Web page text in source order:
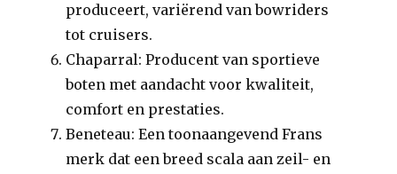
produceert, variërend van bowriders
tot cruisers.
Chaparral: Producent van sportieve
boten met aandacht voor kwaliteit,
comfort en prestaties.
Beneteau: Een toonaangevend Frans
merk dat een breed scala aan zeil- en